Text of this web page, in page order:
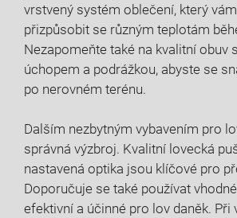
vrstvený ​systém ⁤oblečení, který
přizpůsobit se různým teplotám
Nezapomeňte ‍také na kvalitní obuv
úchopem a podrážkou, abyste se
po ​nerovném terénu.
Dalším nezbytným⁣ vybavením pro
správná výzbroj. Kvalitní lovecká
nastavená optika jsou ⁣klíčové pro⁤
Doporučuje se ⁣také používat
efektivní a účinné pro ⁣lov ‌daněk. Při